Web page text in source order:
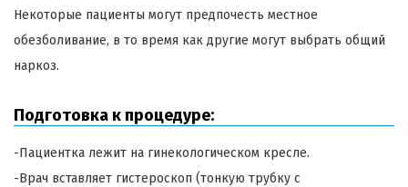
Некоторые пациенты могут предпочесть местное
обезболивание, в то время как другие могут выбрать общий
наркоз.
Подготовка к процедуре:
-Пациентка лежит на гинекологическом кресле.
-Врач вставляет гистероскоп (тонкую трубку с